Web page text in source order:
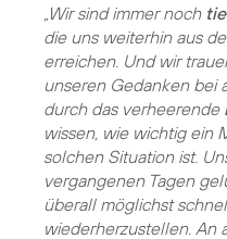
„Wir sind immer noch
die uns weiterhin aus
erreichen. Und wir
unseren Gedanken bei
durch das verheerende
wissen, wie wichtig ein
solchen Situation ist.
vergangenen Tagen
überall möglichst
wiederherzustellen. An